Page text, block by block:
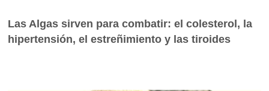
Las Algas sirven para combatir: el colesterol, la
hipertensión, el estreñimiento y las tiroides